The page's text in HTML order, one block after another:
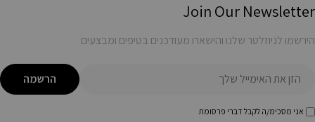
Join Our Newsletter
הירשמו לניוזלטר שלנו והישארו מעודכנים בטיפים ומבצעים
הרשמה
אני מסכימ/ה לקבל דברי פרסומת